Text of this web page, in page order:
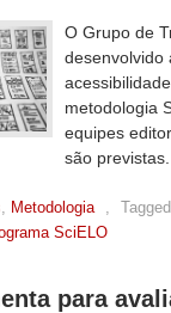
O Grupo de
desenvolvido
metodologia
equipes
são previstas.
, Metodologia ,
SciELO
para